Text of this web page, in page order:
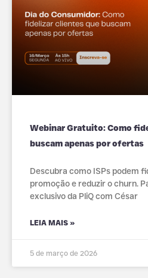
Webinar Gratuito: Como
buscam apenas por ofertas
Descubra como ISPs podem
promoção e reduzir o churn.
exclusivo da PliQ com César
LEIA MAIS »
5 de março de 2026